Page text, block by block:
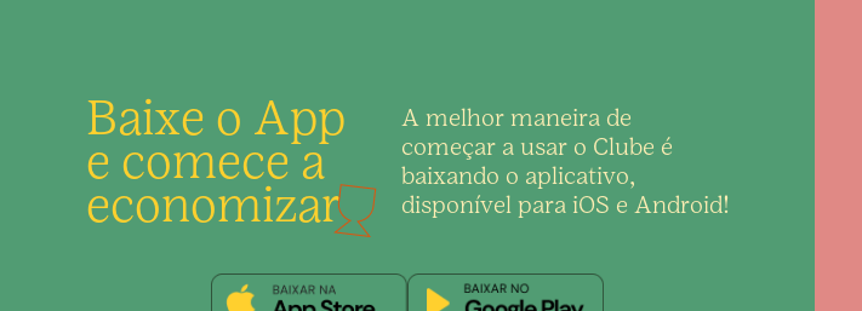
Baixe o App
e comece a
economizar
A melhor maneira de
começar a usar o Clube é
baixando o aplicativo,
disponível para iOS e Android!